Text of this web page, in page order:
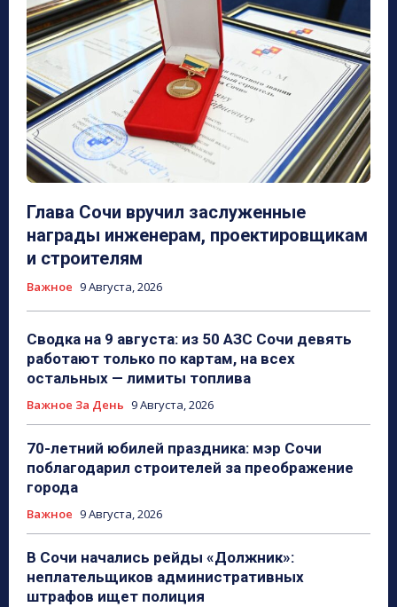
Глава Сочи вручил заслуженные
награды инженерам, проектировщикам
и строителям
Важное 9 Августа, 2026
Сводка на 9 августа: из 50 АЗС Сочи девять
работают только по картам, на всех
остальных — лимиты топлива
Важное За День 9 Августа, 2026
70-летний юбилей праздника: мэр Сочи
поблагодарил строителей за преображение
города
Важное 9 Августа, 2026
В Сочи начались рейды «Должник»:
неплательщиков административных
штрафов ищет полиция